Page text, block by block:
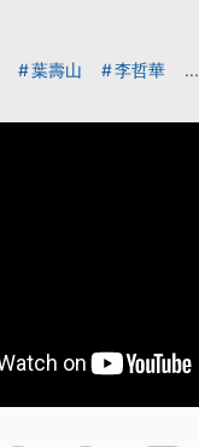
葉壽山 李哲華 ...